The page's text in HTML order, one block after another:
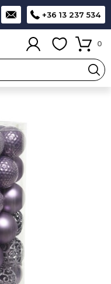
A legjobb design-
+36 13 237 534
0